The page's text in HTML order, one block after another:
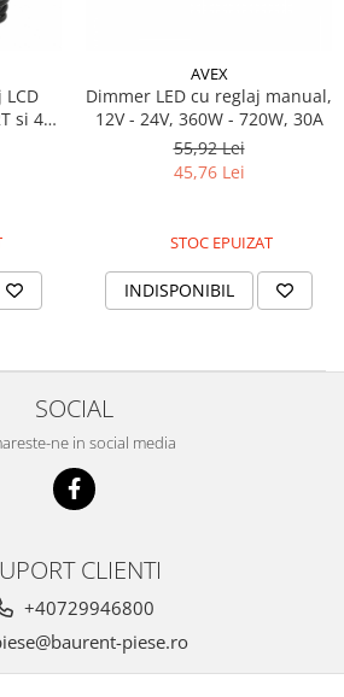
si 4T
AVEX
Dimmer LED cu reglaj manual,
12V - 24V, 360W - 720W, 30A
55,92 Lei
45,76 Lei
STOC EPUIZAT
INDISPONIBIL
SOCIAL
ne in social media
CLIENTI
+40729946800
piese.ro